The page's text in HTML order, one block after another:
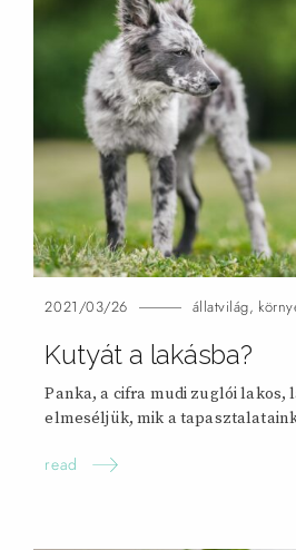
2021/03/26 állatvilág,
Kutyát a lakásba?
Panka, a cifra mudi zuglói lakos,
elmeséljük, mik a
read